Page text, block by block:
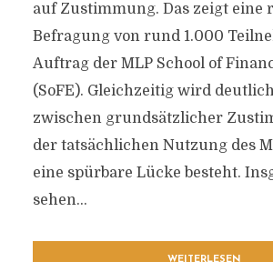
auf Zustimmung. Das zeigt eine
Befragung von rund 1.000
Auftrag der MLP School of
(SoFE). Gleichzeitig wird
zwischen grundsätzlicher
der tatsächlichen Nutzung des
eine spürbare Lücke besteht.
sehen...
WEITERLESEN